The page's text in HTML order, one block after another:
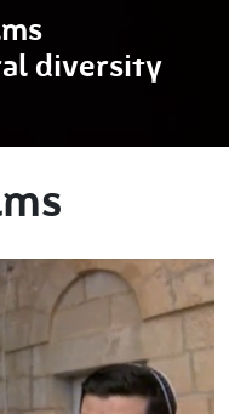
diversity